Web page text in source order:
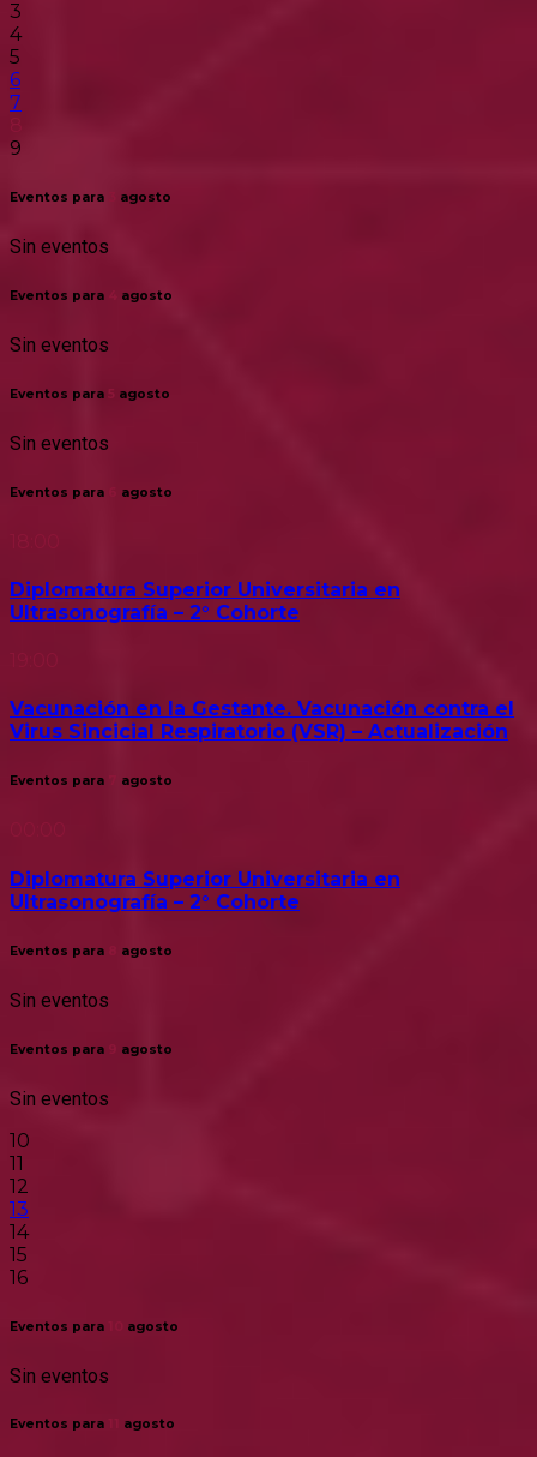
3
4
5
6
7
9
Eventos para agosto
Sin eventos
Eventos para agosto
Sin eventos
Eventos para 5 agosto
Sin eventos
Eventos para agosto
Diplomatura Superior Universitaria en
Ultrasonografía – 2° Cohorte
Vacunación en la Gestante. Vacunación contra el
Virus Sincicial Respiratorio (VSR) – Actualización
Eventos para agosto
Diplomatura Superior Universitaria en
Ultrasonografía – 2° Cohorte
Eventos para agosto
Sin eventos
Eventos para agosto
Sin eventos
10
11
12
13
14
15
16
Eventos para agosto
Sin eventos
Eventos para agosto